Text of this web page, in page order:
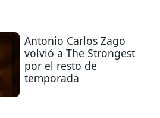
Antonio Carlos Zago
volvió a The Strongest
por el resto de
temporada